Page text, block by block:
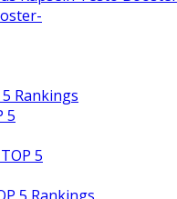
Rankings
5
5